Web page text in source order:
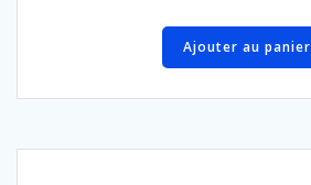
Ajouter au panier